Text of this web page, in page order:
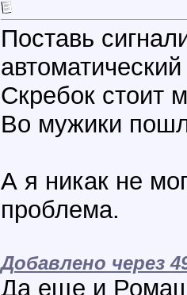
Поставь
Скребок стоит
Во мужики
А я никак не
проблема.
Добавлено через
Да еще и